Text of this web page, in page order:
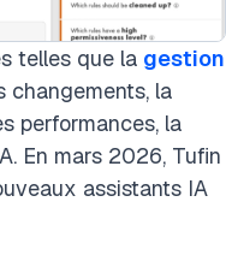
telles que la gestion
changements, la
performances, la
En mars 2026, Tufin
assistants IA